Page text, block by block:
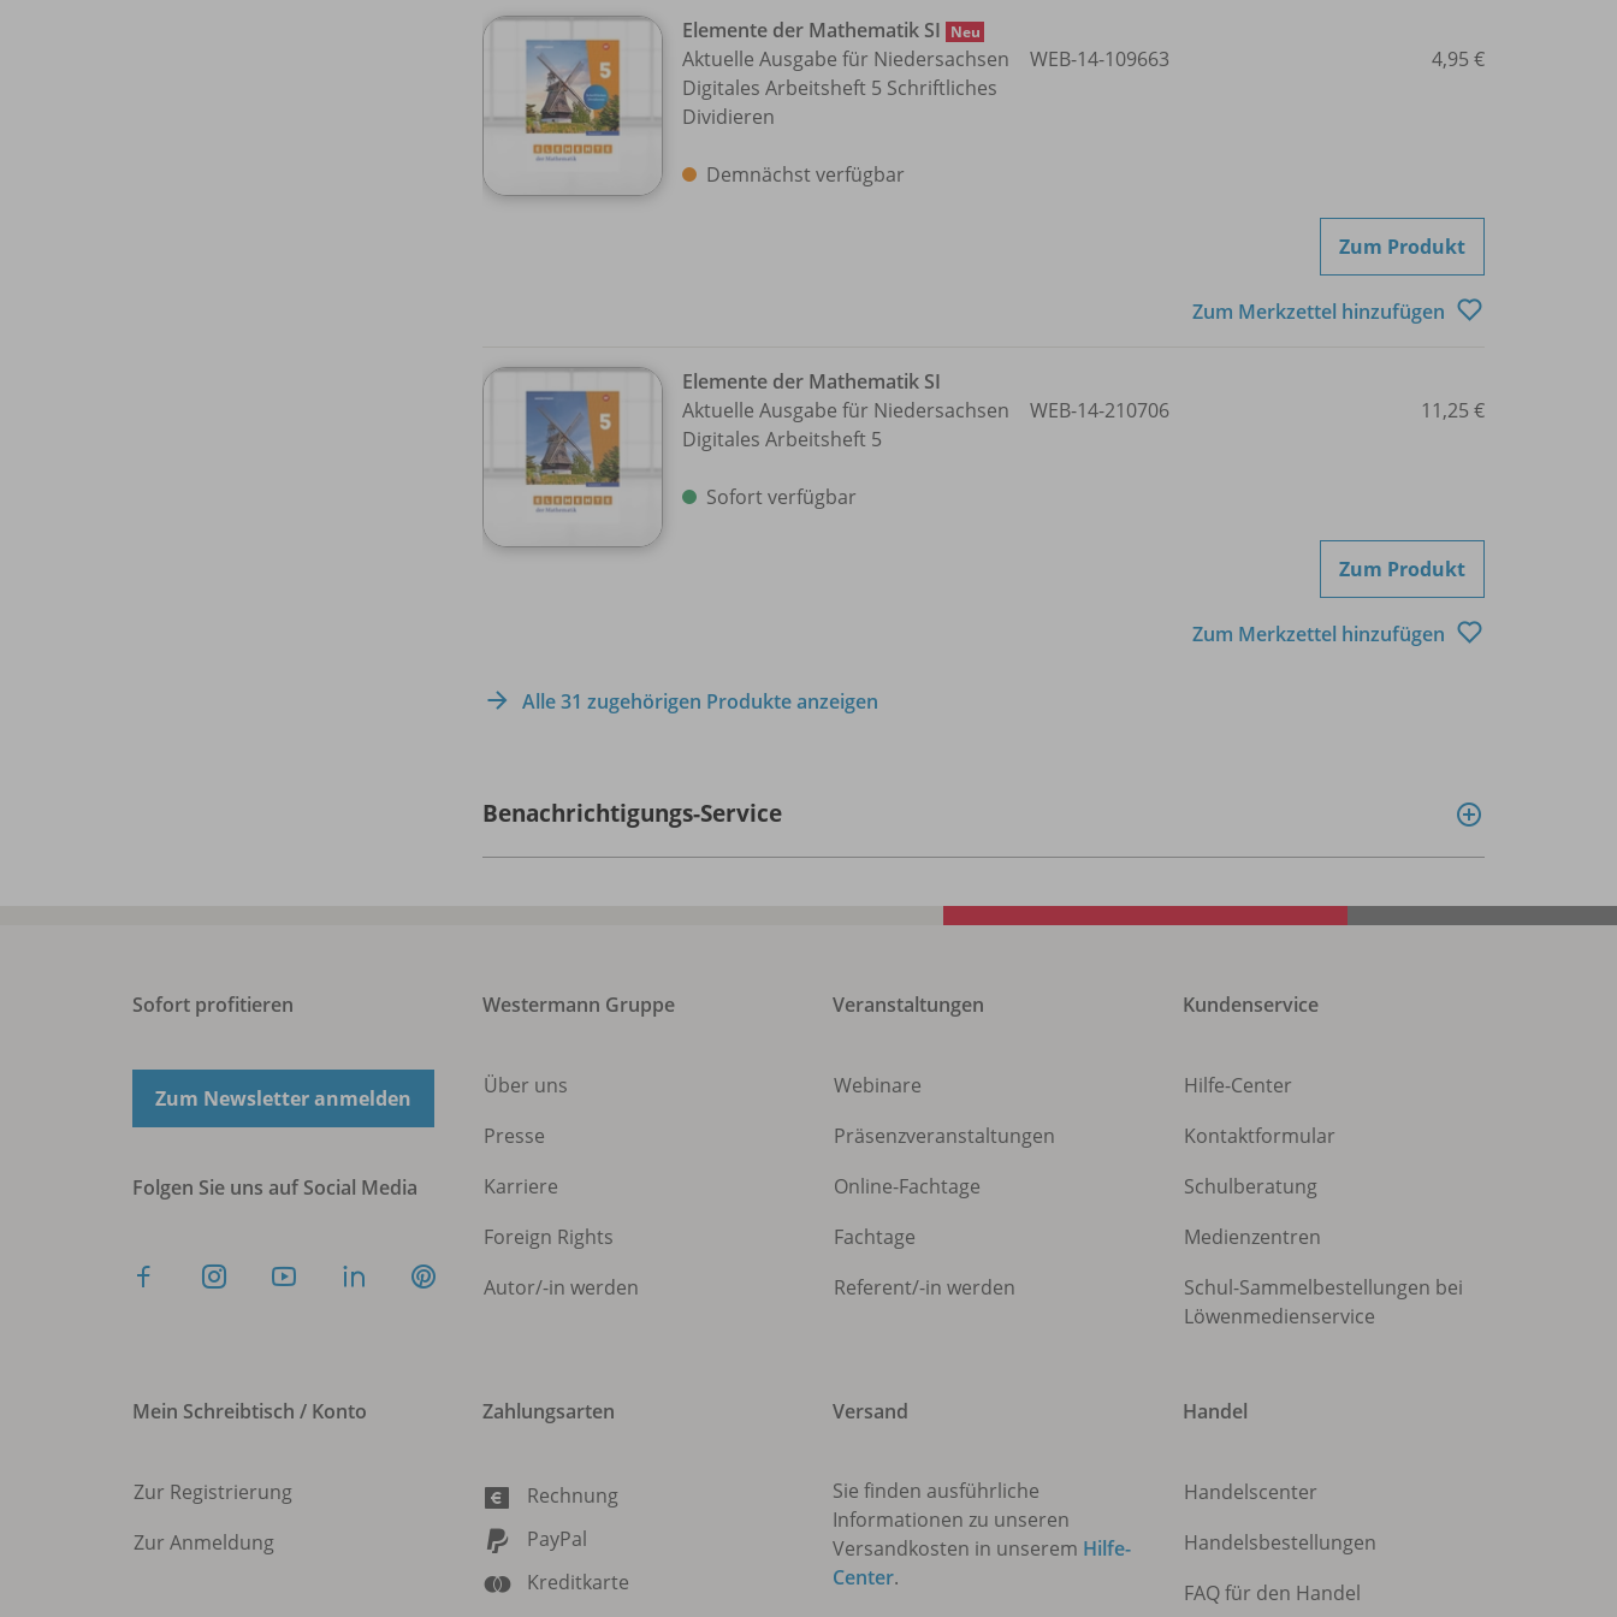
Elemente der Mathematik SI Neu
Aktuelle Ausgabe für Niedersachsen
Digitales Arbeitsheft 5 Schriftliches
Dividieren
Demnächst verfügbar
WEB-14-109663 4,95 €
Zum Produkt
Zum Merkzettel hinzufügen
Elemente der Mathematik SI
Aktuelle Ausgabe für Niedersachsen
Digitales Arbeitsheft 5
Sofort verfügbar
WEB-14-210706 11,25 €
Zum Produkt
Zum Merkzettel hinzufügen
Alle 31 zugehörigen Produkte anzeigen
Benachrichtigungs-Service
Sofort profitieren
Zum Newsletter anmelden
Folgen Sie uns auf Social Media
Westermann Gruppe
Über uns
Presse
Karriere
Foreign Rights
Autor/-in werden
Veranstaltungen
Webinare
Präsenzveranstaltungen
Online-Fachtage
Fachtage
Referent/-in werden
Kundenservice
Hilfe-Center
Kontaktformular
Schulberatung
Medienzentren
Schul-Sammelbestellungen bei
Löwenmedienservice
Mein Schreibtisch / Konto
Zur Registrierung
Zur Anmeldung
Zahlungsarten
Rechnung
PayPal
Kreditkarte
Versand
Sie finden ausführliche
Informationen zu unseren
Versandkosten in unserem Hilfe-
Center.
Handel
Handelscenter
Handelsbestellungen
FAQ für den Handel